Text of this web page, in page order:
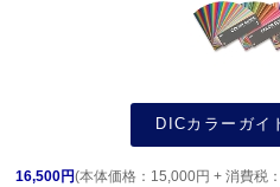
DICカラーガ
16,500円(本体価格：15,000円 + 消費税